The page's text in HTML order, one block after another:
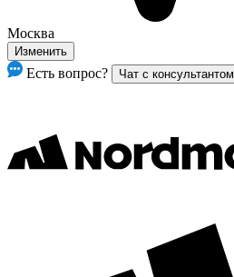
Москва
Изменить
Есть вопрос? Чат с консультантом